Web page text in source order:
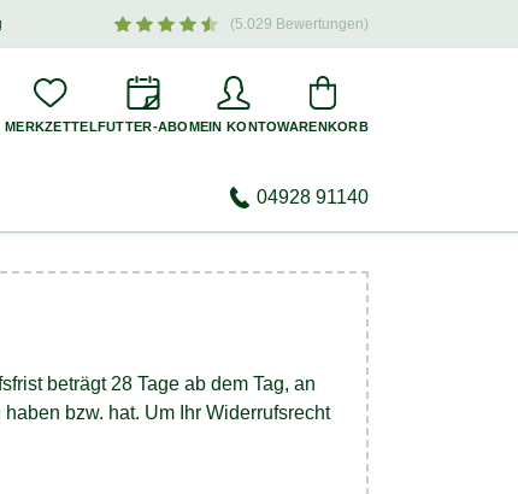
(5.029 Bewertungen)
Highlights und attraktive Sonderaktionen für Ihren Hund –
MERKZETTEL FUTTER-ABO MEIN KONTOWARENKORB
04928 91140
beträgt 28 Tage ab dem Tag, an
bzw. hat. Um Ihr Widerrufsrecht